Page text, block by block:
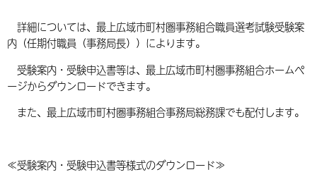
詳細については、最上広域市町村圏事務組合職員選考試験受験案
内（任期付職員（事務局長））によります。
受験案内・受験申込書等は、最上広域市町村圏事務組合ホームペ
ージからダウンロードできます。
また、最上広域市町村圏事務組合事務局総務課でも配付します。
≪受験案内・受験申込書等様式のダウンロード≫